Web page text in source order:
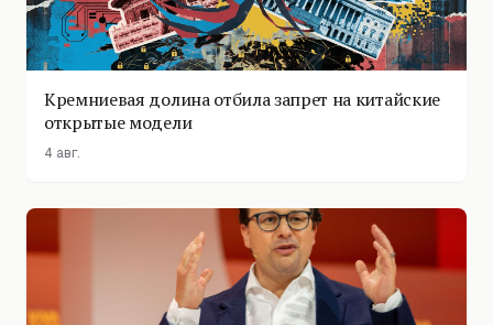
Кремниевая долина отбила запрет на китайские
открытые модели
4 авг.